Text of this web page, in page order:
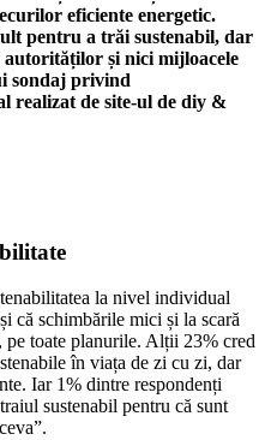
eficiente energetic.
pentru a trăi sustenabil, dar
și nici mijloacele
sondaj privind
realizat de site-ul de diy &
la nivel individual
că schimbările mici și la scară
pe toate planurile. Alții 23% cred
în viața de zi cu zi, dar
Iar 1% dintre respondenți
sustenabil pentru că sunt